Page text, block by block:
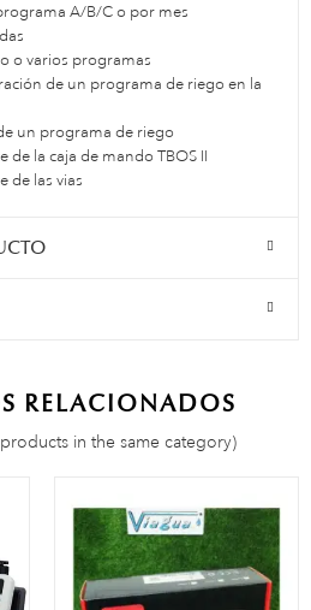
A/B/C o por mes
o varios programas
de un programa de riego en la
un programa de riego
la caja de mando TBOS II
de las vias
RELACIONADOS
in the same category)